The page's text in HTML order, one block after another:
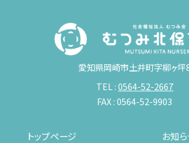
愛知県岡崎市土井町字柳ヶ坪
TEL :0564-52-2667
FAX : 0564-52-9903
トップページ
お知